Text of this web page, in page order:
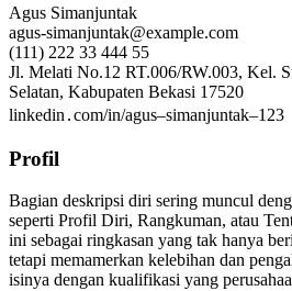
Agus Simanjuntak
agus-simanjuntak@example.com
(111) 222 33 444 55
Jl. Melati No.12 RT.006/RW.003, Kel.
Selatan, Kabupaten Bekasi 17520
linkedin․com/in/agus–simanjuntak–123
Profil
Bagian deskripsi diri sering muncul
seperti Profil Diri, Rangkuman, atau
ini sebagai ringkasan yang tak hanya
tetapi memamerkan kelebihan dan
isinya dengan kualifikasi yang